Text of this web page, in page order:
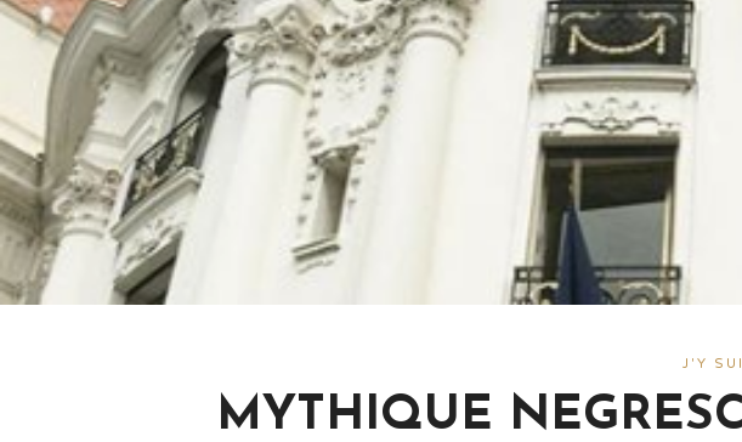
J'Y
MYTHIQUE